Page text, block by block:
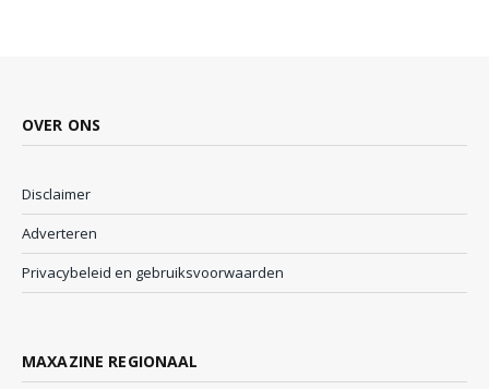
OVER ONS
Disclaimer
Adverteren
Privacybeleid en gebruiksvoorwaarden
MAXAZINE REGIONAAL